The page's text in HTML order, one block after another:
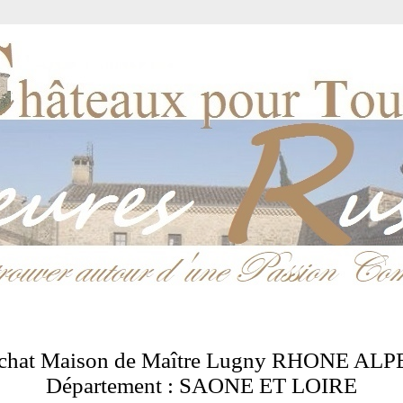
Maison de Maître Lugny RHONE
Département : SAONE ET LOIRE